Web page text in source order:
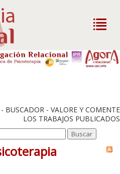
- BUSCADOR - VALORE Y COMENTE
LOS TRABAJOS PUBLICADOS